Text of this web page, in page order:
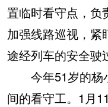
置临时看守点，负
加强线路巡视，紧
途经列车的安全驶
今年51岁的杨
间的看守工。1月